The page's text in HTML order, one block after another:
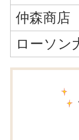
仲森商店
ローソン